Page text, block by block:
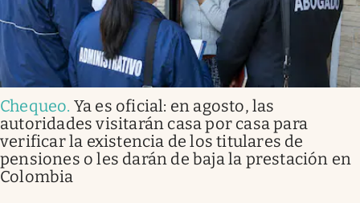
Chequeo. Ya es oficial: en agosto, las
autoridades visitarán casa por casa para
verificar la existencia de los titulares de
pensiones o les darán de baja la prestación en
Colombia